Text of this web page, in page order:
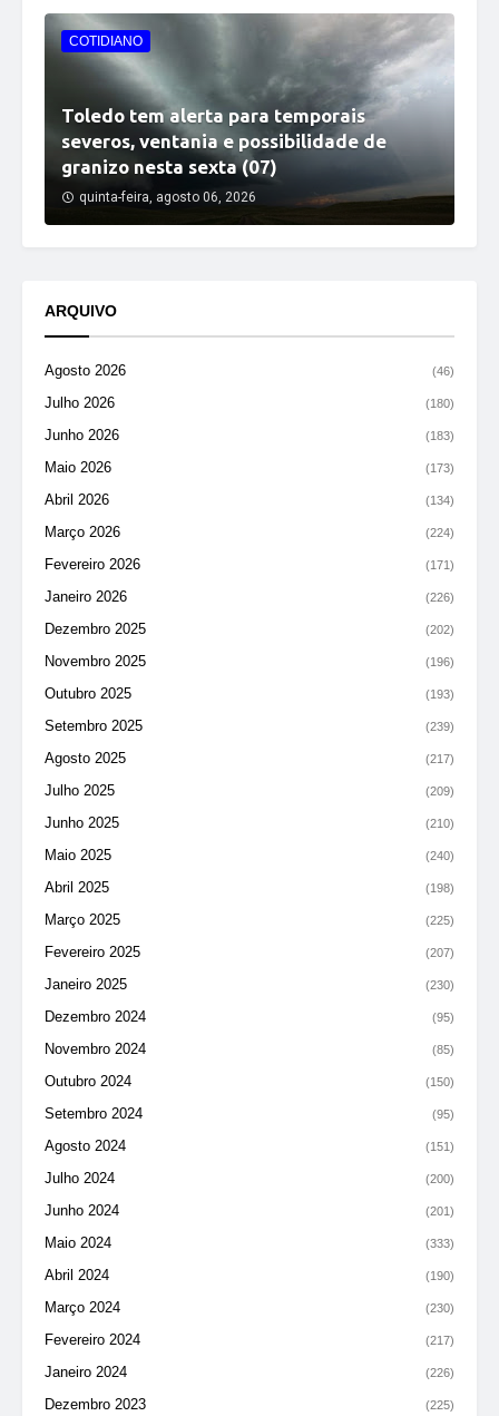
COTIDIANO
Toledo tem alerta para temporais
severos, ventania e possibilidade de
granizo nesta sexta (07)
quinta-feira, agosto 06, 2026
ARQUIVO
Agosto 2026 (46)
Julho 2026 (180)
Junho 2026 (183)
Maio 2026 (173)
Abril 2026 (134)
Março 2026 (224)
Fevereiro 2026 (171)
Janeiro 2026 (226)
Dezembro 2025 (202)
Novembro 2025 (196)
Outubro 2025 (193)
Setembro 2025 (239)
Agosto 2025 (217)
Julho 2025 (209)
Junho 2025 (210)
Maio 2025 (240)
Abril 2025 (198)
Março 2025 (225)
Fevereiro 2025 (207)
Janeiro 2025 (230)
Dezembro 2024 (95)
Novembro 2024 (85)
Outubro 2024 (150)
Setembro 2024 (95)
Agosto 2024 (151)
Julho 2024 (200)
Junho 2024 (201)
Maio 2024 (333)
Abril 2024 (190)
Março 2024 (230)
Fevereiro 2024 (217)
Janeiro 2024 (226)
Dezembro 2023 (225)